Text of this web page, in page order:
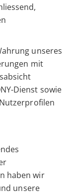
unseres
mit
Dienst sowie
haben wir
unsere